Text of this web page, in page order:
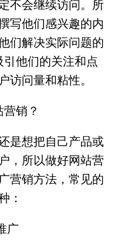
不会继续访问。所
写他们感兴趣的内
们解决实际问题的
他们的关注和点
访问量和粘性。
销？
是想把自己产品或
，所以做好网站营
营销方法，常见的
：
广